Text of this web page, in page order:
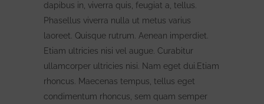
dapibus in, viverra quis, feugiat a, tellus.
Phasellus viverra nulla ut metus varius
laoreet. Quisque rutrum. Aenean imperdiet.
Etiam ultricies nisi vel augue. Curabitur
ullamcorper ultricies nisi. Nam eget dui.Etiam
rhoncus. Maecenas tempus, tellus eget
condimentum rhoncus, sem quam semper